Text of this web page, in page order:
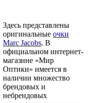
Здесь представлены
оригинальныеочки
Marc Jacobs. В
официальном интернет-
магазине «Мир
Оптики» имеется в
наличии множество
брендовых и
небрендовых